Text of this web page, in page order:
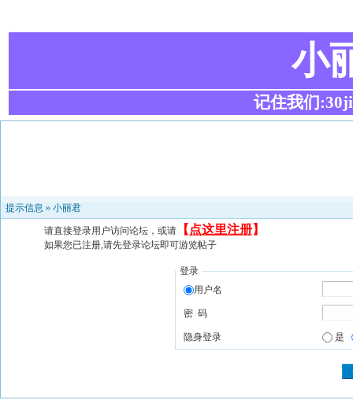
小
记住我们
提示信息 » 小丽君
请直接登录用户访问论坛，或请 【 点这里注册】
如果您已注册,请先登录论坛即可游览帖子
登录
用户名
密 码
隐身登录 是